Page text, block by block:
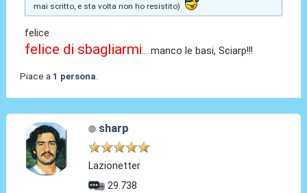
mai scritto, e sta volta non ho resistito)
felice
felice di sbagliarmi ... manco le basi, Sciarp!!!
Piace a 1 persona
sharp
Lazionetter
29.738